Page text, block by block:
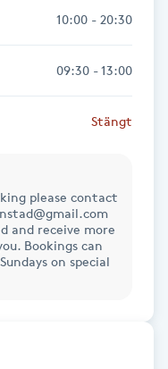
10:00 - 20:30
09:30 - 13:00
Stängt
please contact
and receive more
Bookings can
on special